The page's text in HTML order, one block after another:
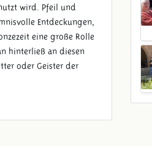
wird. Pfeil und
Entdeckungen,
eine große Rolle
hinterließ an diesen
oder Geister der